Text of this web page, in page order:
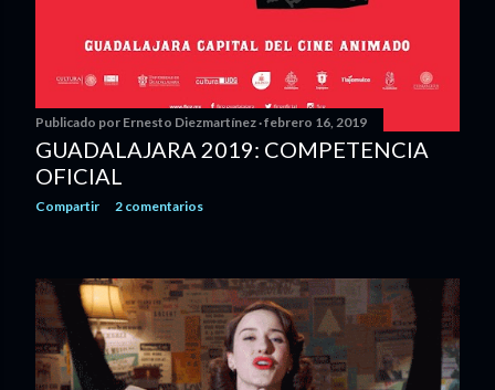
Publicado por Ernesto Diezmartínez febrero 16, 2019
GUADALAJARA 2019: COMPETENCIA
OFICIAL
Compartir 2 comentarios